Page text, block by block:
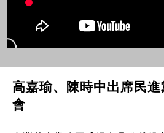
高嘉瑜、陳時中出席民進
會